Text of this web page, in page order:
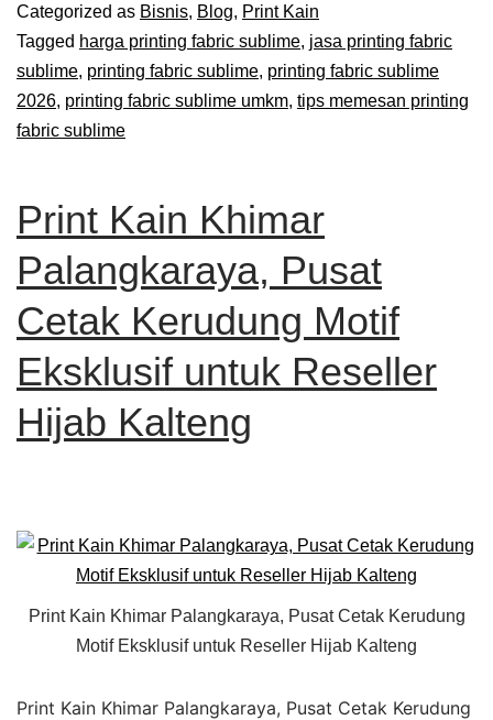
Categorized as Bisnis, Blog, Print Kain
Tagged harga printing fabric sublime, jasa printing fabric
sublime, printing fabric sublime, printing fabric sublime
2026, printing fabric sublime umkm, tips memesan printing
fabric sublime
Print Kain Khimar
Palangkaraya, Pusat
Cetak Kerudung Motif
Eksklusif untuk Reseller
Hijab Kalteng
Print Kain Khimar Palangkaraya, Pusat Cetak Kerudung
Motif Eksklusif untuk Reseller Hijab Kalteng
Print Kain Khimar Palangkaraya, Pusat Cetak Kerudung